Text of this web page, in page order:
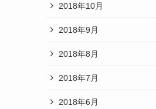
2018年10月
2018年9月
2018年8月
2018年7月
2018年6月